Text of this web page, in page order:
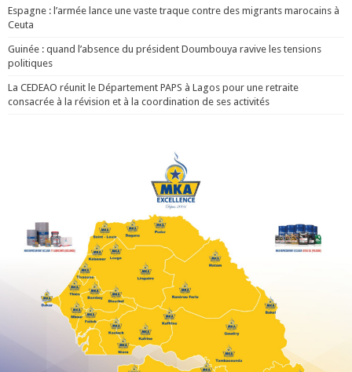
Espagne : l’armée lance une vaste traque contre des migrants marocains à
Ceuta
Guinée : quand l’absence du président Doumbouya ravive les tensions
politiques
La CEDEAO réunit le Département PAPS à Lagos pour une retraite
consacrée à la révision et à la coordination de ses activités